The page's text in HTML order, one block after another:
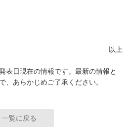
以上
表日現在の情報です。最新の情報と
、あらかじめご了承ください。
一覧に戻る